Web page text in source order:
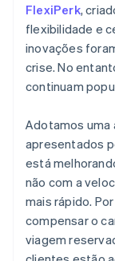
FlexiPerk,
flexibilidade e
inovações
crise. No
continuam
Adotamos uma
apresentados
está
não com a
mais rápido.
compensar o
viagem